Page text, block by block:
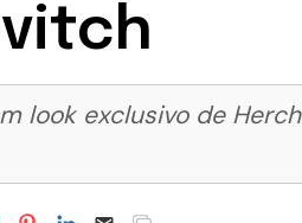
look exclusivo de